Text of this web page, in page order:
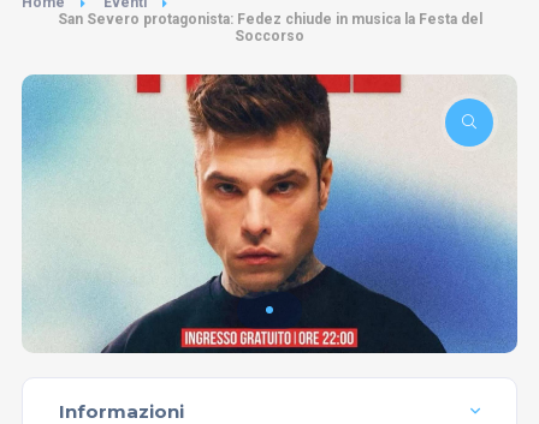
San Severo protagonista: Fedez chiude in musica la Festa del
Soccorso
Informazioni